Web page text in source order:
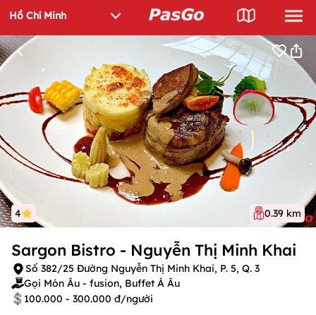
4 0.39 km
Sargon Bistro - Nguyễn Thị Minh Khai
Số 382/25 Đường Nguyễn Thị Minh Khai, P. 5, Q. 3
Gọi Món Âu - fusion, Buffet Á Âu
100.000 - 300.000 đ/người